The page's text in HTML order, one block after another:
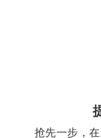
抢先一步，